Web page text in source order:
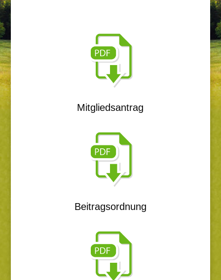
Mitgliedsantrag
Beitragsordnung